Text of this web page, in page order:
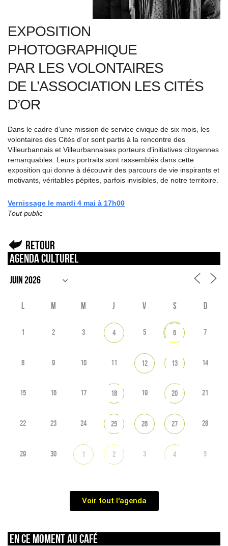
EXPOSITION
PHOTOGRAPHIQUE
PAR LES VOLONTAIRES
DE L’ASSOCIATION LES CITÉS
D’OR
Dans le cadre d’une mission de service civique de six mois, les
volontaires des Cités d’or sont partis à la rencontre des
Villeurbannais et Villeurbannaises porteurs d’initiatives citoyennes
remarquables. Leurs portraits sont rassemblés dans cette
exposition qui donne à découvrir des parcours de vie inspirants et
motivants, véritables pépites, parfois invisibles, de notre territoire.
Vernissage le mardi 4 mai à 17h00
Tout public
Retour
Agenda culturel
L M M J V S D
1 2 3 4 5 6 7
8 9 10 11 12 13 14
15 16 17 18 19 20 21
22 23 24 25 26 27 28
29 30 1 2 3 4 5
Voir tout l'agenda
En ce moment au café